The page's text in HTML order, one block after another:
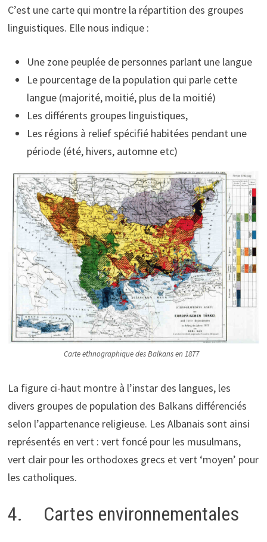
C’est une carte qui montre la répartition des groupes
linguistiques. Elle nous indique :
Une zone peuplée de personnes parlant une langue
Le pourcentage de la population qui parle cette
langue (majorité, moitié, plus de la moitié)
Les différents groupes linguistiques,
Les régions à relief spécifié habitées pendant une
période (été, hivers, automne etc)
Carte ethnographique des Balkans en 1877
La figure ci-haut montre à l’instar des langues, les
divers groupes de population des Balkans différenciés
selon l’appartenance religieuse. Les Albanais sont ainsi
représentés en vert : vert foncé pour les musulmans,
vert clair pour les orthodoxes grecs et vert ‘moyen’ pour
les catholiques.
4. Cartes environnementales